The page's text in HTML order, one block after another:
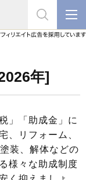
年]
」「助成金」に
、リフォーム、
装、解体などの
様々な助成制度